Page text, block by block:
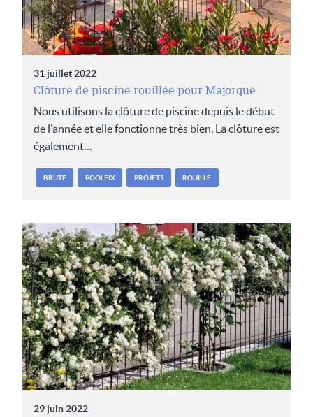
31 juillet 2022
Clôture de piscine rouillée pour Majorque
Nous utilisons la clôture de piscine depuis le début
de l'année et elle fonctionne très bien. La clôture est
également…
BRUTE POOLFIX PROJETS ROUILLE
29 juin 2022